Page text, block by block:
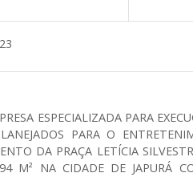
ESPECIALIZADA PARA
PARA O
DA PRAÇA LETÍCIA
M² NA CIDADE DE JAPURÁ